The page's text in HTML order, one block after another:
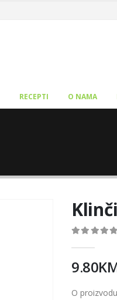
RECEPTI O NAMA
9.80
O proizvodu